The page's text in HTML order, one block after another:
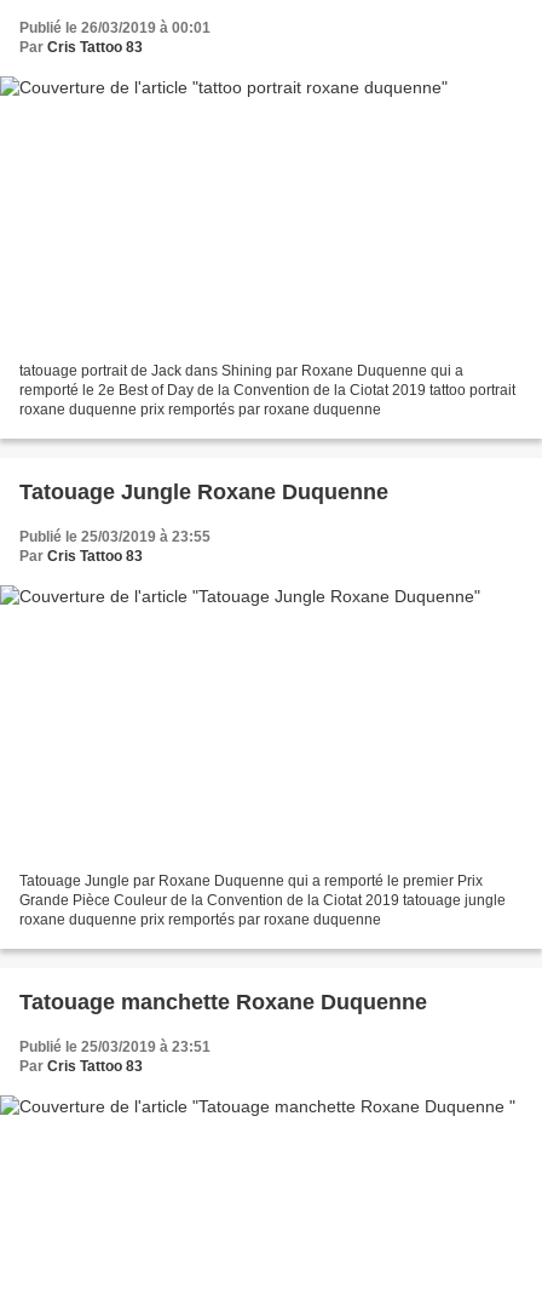
Publié le 26/03/2019 à 00:01
Par Cris Tattoo 83
tatouage portrait de Jack dans Shining par Roxane Duquenne qui a
remporté le 2e Best of Day de la Convention de la Ciotat 2019 tattoo portrait
roxane duquenne prix remportés par roxane duquenne
Tatouage Jungle Roxane Duquenne
Publié le 25/03/2019 à 23:55
Par Cris Tattoo 83
Tatouage Jungle par Roxane Duquenne qui a remporté le premier Prix
Grande Pièce Couleur de la Convention de la Ciotat 2019 tatouage jungle
roxane duquenne prix remportés par roxane duquenne
Tatouage manchette Roxane Duquenne
Publié le 25/03/2019 à 23:51
Par Cris Tattoo 83